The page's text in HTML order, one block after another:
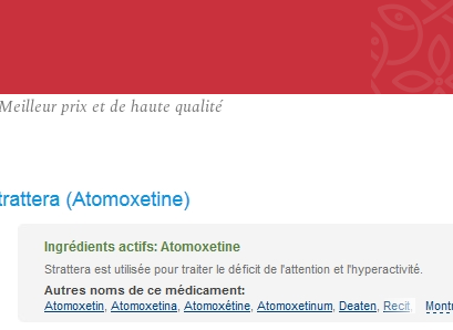
prix et de haute qualité